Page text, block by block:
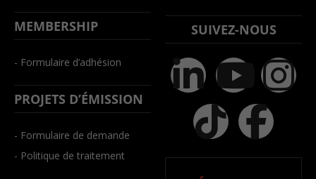
MEMBERSHIP
- Formulaire d’adhésion
PROJETS D’ÉMISSION
- Formulaire de demande
- Politique de traitement
SUIVEZ-NOUS